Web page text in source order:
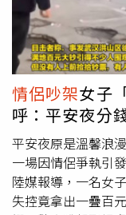
情侶吵架女子
呼：平安夜分
平安夜原是溫馨浪
一場因情侶爭執引
陸媒報導，一名女
失控竟拿出一疊百